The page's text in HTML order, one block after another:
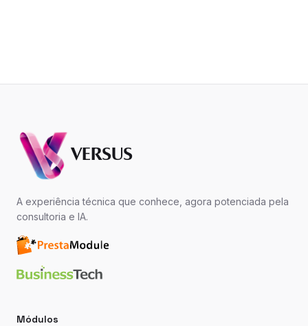
VERSUS
A experiência técnica que conhece, agora potenciada pela
consultoria e IA.
Módulos